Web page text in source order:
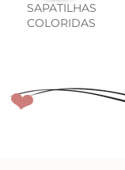
SAPATILHAS
COLORIDAS